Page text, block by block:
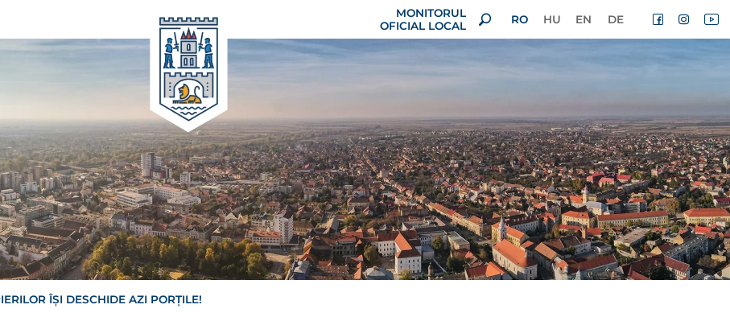
MONITORUL
OFICIAL LOCAL
RO HU EN DE
ÎȘI DESCHIDE AZI PORȚILE!